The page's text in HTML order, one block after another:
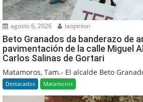
agosto 6, 2026 laopinion
Beto Granados da banderazo de
pavimentación de la calle Miguel
Carlos Salinas de Gortari
Matamoros, Tam.- El alcalde Beto
Destacados Matamoros